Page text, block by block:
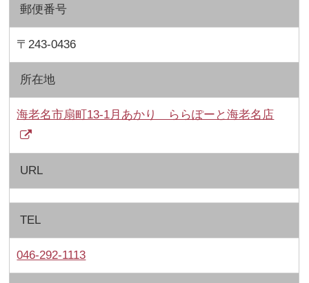
郵便番号
〒243-0436
所在地
海老名市扇町13-1月あかり ららぽーと海老名店
URL
TEL
046-292-1113